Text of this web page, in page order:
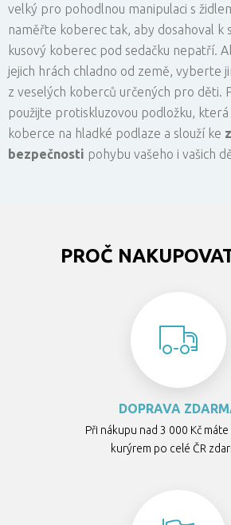
velký pro pohodlnou manipulaci s
naměřte koberec tak, aby dosahoval k
kusový koberec pod sedačku nepatří.
jejich hrách chladno od země, vyberte
z veselých koberců určených pro děti.
použijte protiskluzovou podložku,
koberce na hladké podlaze a slouží ke
bezpečnosti pohybu vašeho i vašich
PROČ
DOPRAVA
Při nákupu nad 3 000 Kč
kurýrem po celé ČR